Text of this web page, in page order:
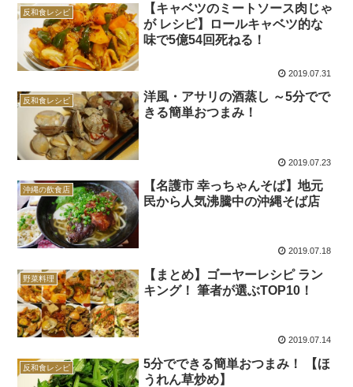
反和食レシピ
【キャベツのミートソース肉じゃ
が レシピ】ロールキャベツ的な
味で5億54回死ねる！
2019.07.31
反和食レシピ
洋風・アサリの酒蒸し ～5分でで
きる簡単おつまみ！
2019.07.23
沖縄の飲食店
【名護市 幸っちゃんそば】地元
民から人気沸騰中の沖縄そば店
2019.07.18
野菜料理
【まとめ】ゴーヤーレシピ ラン
キング！ 筆者が選ぶTOP10！
2019.07.14
反和食レシピ
5分でできる簡単おつまみ！ 【ほ
うれん草炒め】